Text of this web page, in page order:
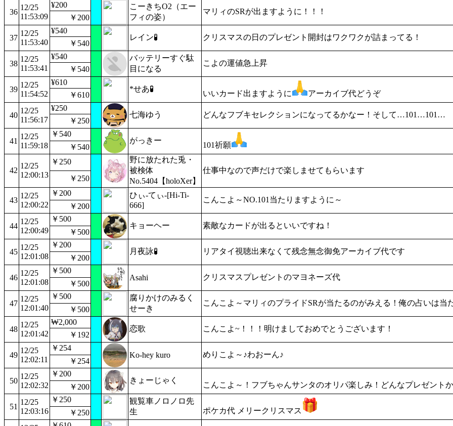
36
12/25
11:53:09
¥200
こーきちO2（エー
フィの姿）
マリィのSRが出ますように！！！
￥200
37
12/25
11:53:40
¥540
レイン🧪 クリスマスの日のプレゼント開封はワクワクが詰まってる！
￥540
38
12/25
11:53:41
¥540
バッテリーすぐ駄
目になる
こよの運値急上昇
￥540
39
12/25
11:54:52
¥610
*せあ🧪
いいカード出ますように アーカイブ代どうぞ
￥610
40
12/25
11:56:17
¥250
七海ゆう どんなフブキセレクションになってるかなー！そして…101…101…
￥250
41
12/25
11:59:18
￥540
がっきー
101祈願
￥540
42
12/25
12:00:13
￥250
野に放たれた兎・
被検体
No.5404【holoXer】
仕事中なので声だけで楽しませてもらいます
￥250
43
12/25
12:00:22
￥200
ひぃ-てぃ-[Hi-Ti-
666]
こんこよ～NO.101当たりますように～
￥200
44
12/25
12:00:49
￥500
キョーヘー 素敵なカードが出るといいですね！
￥500
45
12/25
12:01:08
￥200
月夜詠🧪 リアタイ視聴出来なくて残念無念御免アーカイブ代です
￥200
46
12/25
12:01:08
￥500
Asahi
クリスマスプレゼントのマヨネーズ代
￥500
47
12/25
12:01:40
￥500
腐りかけのみるく
せーき
こんこよ～マリィのプライドSRが当たるのがみえる！俺の占いは当
￥500
48
12/25
12:01:42
₩2,000
恋歌 こんこよ~！！！明けましておめでとうございます！
￥192
49
12/25
12:02:11
￥254
Ko-hey kuro
めりこよ～♪わおーん♪
￥254
50
12/25
12:02:32
￥200
きょーじゃく
こんこよ～！フブちゃんサンタのオリパ楽しみ！どんなプレゼント
￥200
51
12/25
12:03:16
￥250
観覧車ノロノロ先
生
ポケカ代 メリークリスマス
￥250